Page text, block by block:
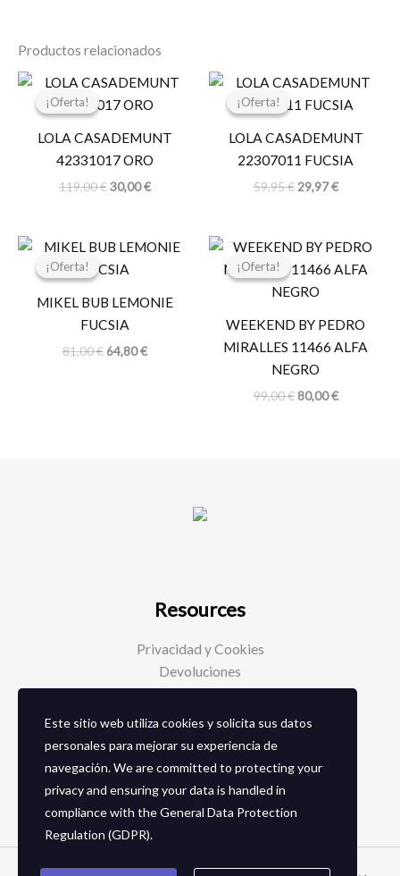
Productos relacionados
¡Oferta!
¡Oferta!
LOLA CASADEMUNT
42331017 ORO
119,00€
El
original
119,00 €.
30,00€
El
actual
30,00 €.
¡Oferta!
¡Oferta!
LOLA CASADEMUNT
22307011 FUCSIA
59,95€
El
original
59,95 €.
29,97€
El
actual
29,97 €.
¡Oferta!
¡Oferta!
MIKEL BUB LEMONIE
FUCSIA
81,00€
El
original
81,00 €.
64,80€
El
64,80 €.
¡Oferta!
¡Oferta!
WEEKEND BY PEDRO
MIRALLES 11466 ALFA
NEGRO
99,00€
El
original
era:
80,00€
El
actual
Resources
Privacidad y Cookies
Devoluciones
Social Media
Facebook
Instagram
Este sitio web utiliza cookies y solicita sus datos
personales para mejorar su experiencia de
navegación. We are committed to protecting your
privacy and ensuring your data is handled in
compliance with theGeneral Data Protection
Regulation (GDPR).